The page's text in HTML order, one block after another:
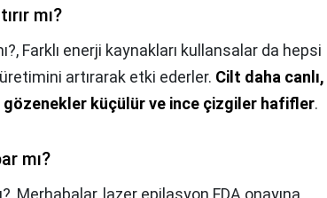
mı?
Farklı enerji kaynakları kullansalar da hepsi
artırarak etki ederler. Cilt daha canlı,
küçülür ve ince çizgiler hafifler.
mı?
Merhabalar, lazer epilasyon FDA onayına